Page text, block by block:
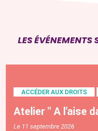
LES ÉVÉNEMENTS
ACCÉDER AUX DROITS
Atelier " A l'aise
Le 11 septembre 2026